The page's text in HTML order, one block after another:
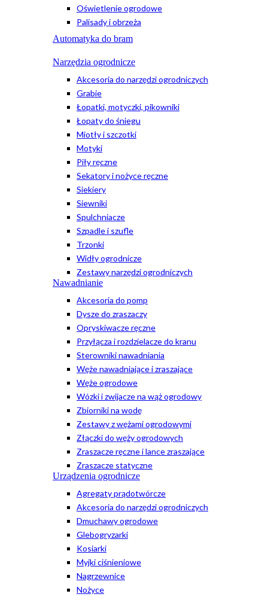
Oświetlenie ogrodowe
Palisady i obrzeża
Automatyka do bram
Narzędzia ogrodnicze
Akcesoria do narzędzi ogrodniczych
Grabie
Łopatki, motyczki, pikowniki
Łopaty do śniegu
Miotły i szczotki
Motyki
Piły ręczne
Sekatory i nożyce ręczne
Siekiery
Siewniki
Spulchniacze
Szpadle i szufle
Trzonki
Widły ogrodnicze
Zestawy narzędzi ogrodniczych
Nawadnianie
Akcesoria do pomp
Dysze do zraszaczy
Opryskiwacze ręczne
Przyłącza i rozdzielacze do kranu
Sterowniki nawadniania
Węże nawadniające i zraszające
Węże ogrodowe
Wózki i zwijacze na wąż ogrodowy
Zbiorniki na wodę
Zestawy z wężami ogrodowymi
Złączki do węży ogrodowych
Zraszacze ręczne i lance zraszające
Zraszacze statyczne
Urządzenia ogrodnicze
Agregaty prądotwórcze
Akcesoria do narzędzi ogrodniczych
Dmuchawy ogrodowe
Glebogryzarki
Kosiarki
Myjki ciśnieniowe
Nagrzewnice
Nożyce